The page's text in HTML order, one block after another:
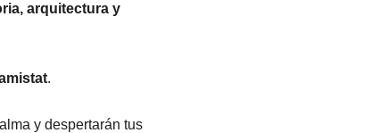
arquitectura y
.
y despertarán tus